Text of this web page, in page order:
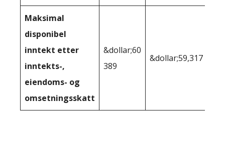
Maksimal
disponibel
inntekt etter
inntekts-,
eiendoms- og
omsetningsskatt
&dollar;60
389
&dollar;59,317